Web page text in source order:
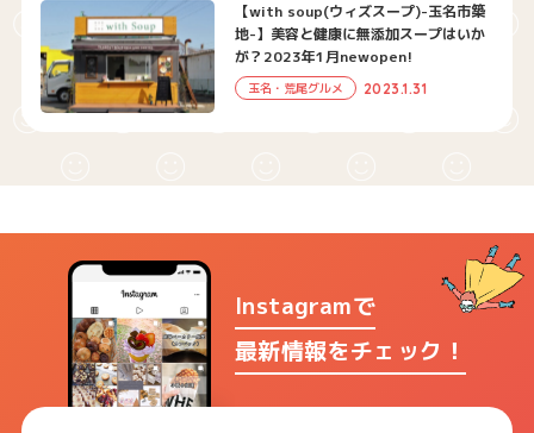
【with soup(ウィズスープ)-玉名市築
地-】美容と健康に無添加スープはいか
が？2023年1月newopen!
玉名・荒尾グルメ 2023.1.31
Instagramで
最新情報をチェック！